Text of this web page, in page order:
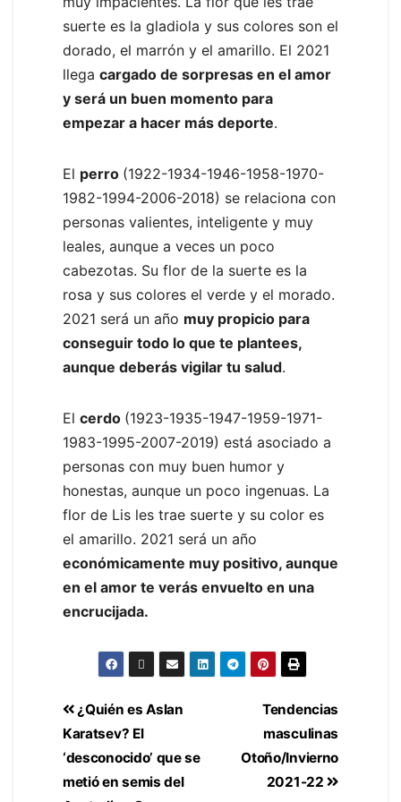
suerte es la gladiola y sus colores son el
dorado, el marrón y el amarillo. El 2021
llega cargado de sorpresas en el amor
y será un buen momento para
empezar a hacer más deporte.
El perro (1922-1934-1946-1958-1970-
1982-1994-2006-2018) se relaciona con
personas valientes, inteligente y muy
leales, aunque a veces un poco
cabezotas. Su flor de la suerte es la
rosa y sus colores el verde y el morado.
2021 será un año muy propicio para
conseguir todo lo que te plantees,
aunque deberás vigilar tu salud.
El cerdo (1923-1935-1947-1959-1971-
1983-1995-2007-2019) está asociado a
personas con muy buen humor y
honestas, aunque un poco ingenuas. La
flor de Lis les trae suerte y su color es
el amarillo. 2021 será un año
económicamente muy positivo, aunque
en el amor te verás envuelto en una
encrucijada.
Tendencias
masculinas
Otoño/Invierno
2021-22
¿Quién es Aslan
Karatsev? El
‘desconocido’ que se
metió en semis del